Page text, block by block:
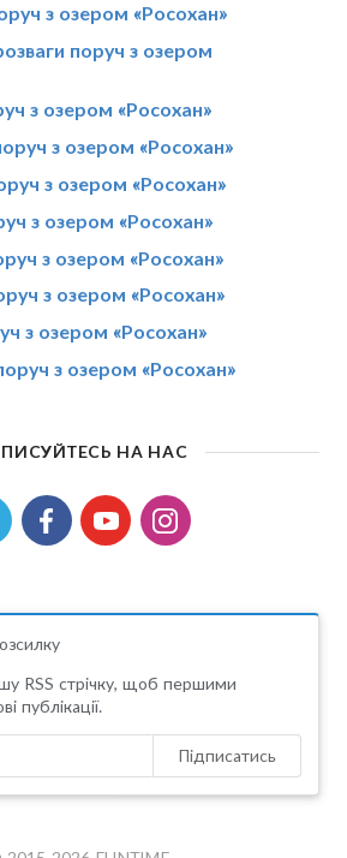
з озером «Росохан»
поруч з озером
з озером «Росохан»
з озером «Росохан»
з озером «Росохан»
з озером «Росохан»
з озером «Росохан»
з озером «Росохан»
з озером «Росохан»
з озером «Росохан»
НА НАС
RSS стрічку, щоб першими
публікації.
Підписатись